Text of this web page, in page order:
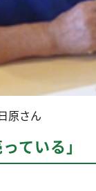
原さん
ている」